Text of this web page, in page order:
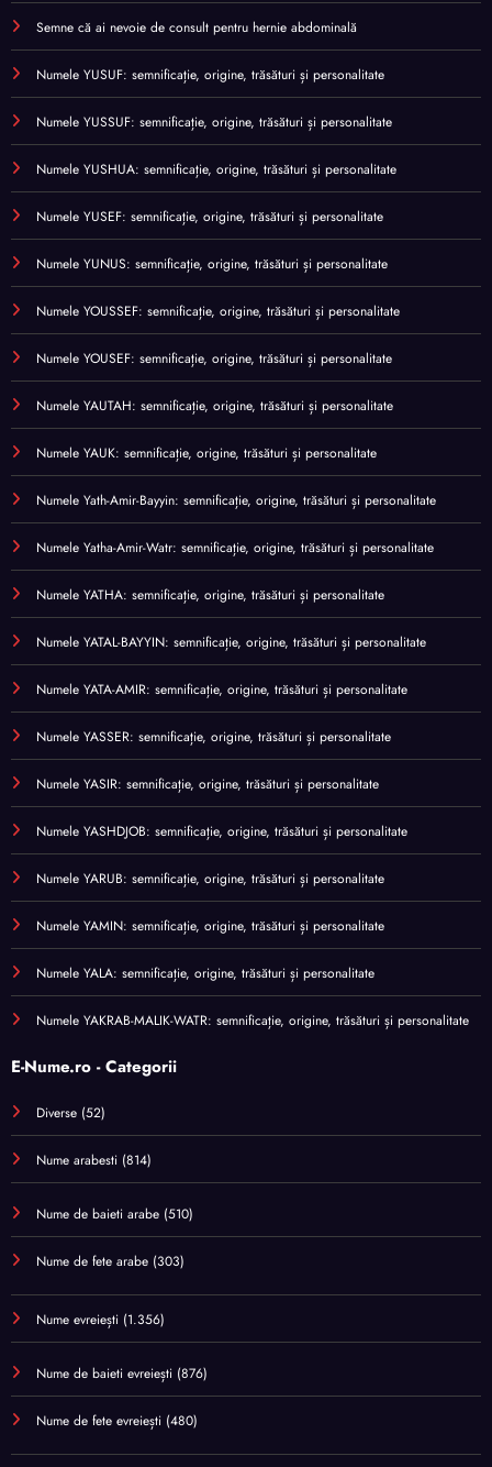
Semne că ai nevoie de consult pentru hernie abdominală
Numele YUSUF: semnificație, origine, trăsături și personalitate
Numele YUSSUF: semnificație, origine, trăsături și personalitate
Numele YUSHUA: semnificație, origine, trăsături și personalitate
Numele YUSEF: semnificație, origine, trăsături și personalitate
Numele YUNUS: semnificație, origine, trăsături și personalitate
Numele YOUSSEF: semnificație, origine, trăsături și personalitate
Numele YOUSEF: semnificație, origine, trăsături și personalitate
Numele YAUTAH: semnificație, origine, trăsături și personalitate
Numele YAUK: semnificație, origine, trăsături și personalitate
Numele Yath-Amir-Bayyin: semnificație, origine, trăsături și personalitate
Numele Yatha-Amir-Watr: semnificație, origine, trăsături și personalitate
Numele YATHA: semnificație, origine, trăsături și personalitate
Numele YATAL-BAYYIN: semnificație, origine, trăsături și personalitate
Numele YATA-AMIR: semnificație, origine, trăsături și personalitate
Numele YASSER: semnificație, origine, trăsături și personalitate
Numele YASIR: semnificație, origine, trăsături și personalitate
Numele YASHDJOB: semnificație, origine, trăsături și personalitate
Numele YARUB: semnificație, origine, trăsături și personalitate
Numele YAMIN: semnificație, origine, trăsături și personalitate
Numele YALA: semnificație, origine, trăsături și personalitate
Numele YAKRAB-MALIK-WATR: semnificație, origine, trăsături și personalitate
E-Nume.ro - Categorii
Diverse (52)
Nume arabesti (814)
Nume de baieti arabe (510)
Nume de fete arabe (303)
Nume evreiești (1.356)
Nume de baieti evreiești (876)
Nume de fete evreiești (480)